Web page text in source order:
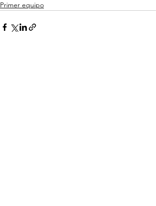
Primer equipo